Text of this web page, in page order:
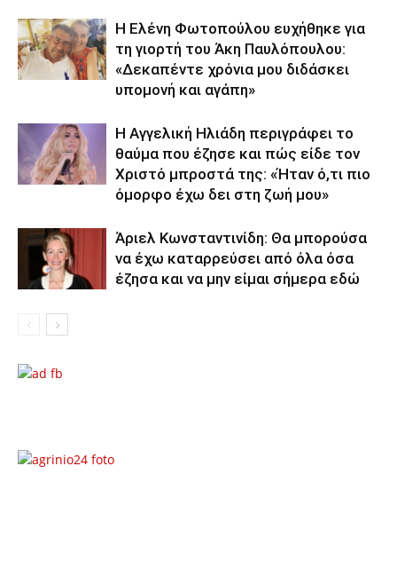
Η Ελένη Φωτοπούλου ευχήθηκε για
τη γιορτή του Άκη Παυλόπουλου:
«Δεκαπέντε χρόνια μου διδάσκει
υπομονή και αγάπη»
Η Αγγελική Ηλιάδη περιγράφει το
θαύμα που έζησε και πώς είδε τον
Χριστό μπροστά της: «Ήταν ό,τι πιο
όμορφο έχω δει στη ζωή μου»
Άριελ Κωνσταντινίδη: Θα μπορούσα
να έχω καταρρεύσει από όλα όσα
έζησα και να μην είμαι σήμερα εδώ